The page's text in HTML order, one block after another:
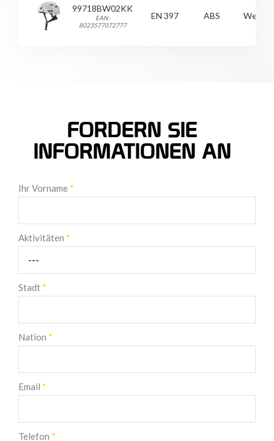
99718BW02KK
EAN:
8023577072777
EN 397 ABS Weiß
FORDERN SIE
INFORMATIONEN AN
Ihr Vorname *
Aktivitäten *
Stadt *
Nation *
Email *
Telefon *